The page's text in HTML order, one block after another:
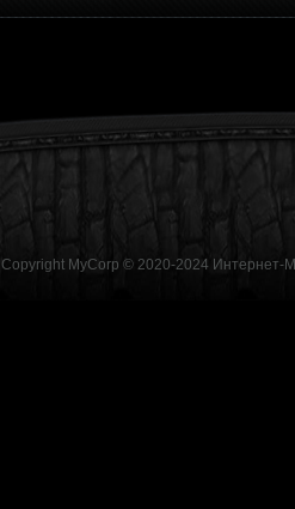
Copyright MyCorp © 2020-2024 Интернет-